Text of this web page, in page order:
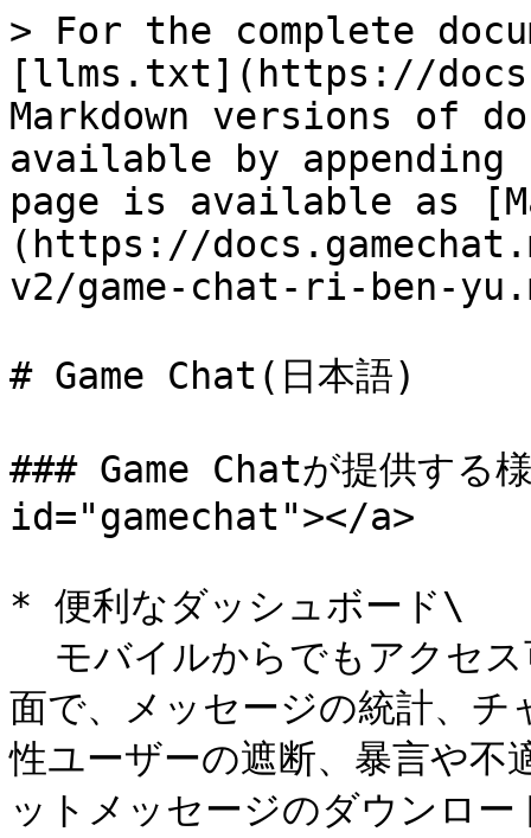
> For the complete
[llms.txt](https://
Markdown versions of
available by
page is available as
(https://
v2/game-chat-ri-ben-
# Game Chat(日本語)
### Game Chatが提供す
id="gamechat"></a>
* 便利なダッシュボード\
面で、メッセージの統計、
性ユーザーの遮断、暴言や不
ットメッセージのダウンロ